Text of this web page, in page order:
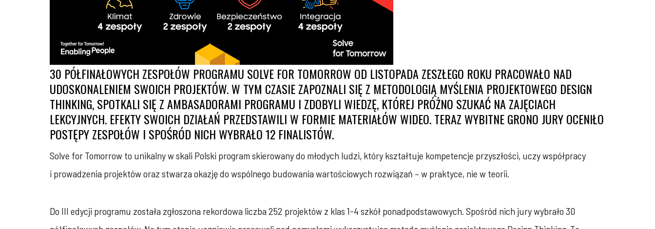
30 PÓŁFINAŁOWYCH ZESPOŁÓW PROGRAMU SOLVE FOR TOMORROW OD LISTOPADA ZESZŁEGO ROKU PRACOWAŁO NAD
UDOSKONALENIEM SWOICH PROJEKTÓW. W TYM CZASIE ZAPOZNALI SIĘ Z METODOLOGIĄ MYŚLENIA PROJEKTOWEGO DESIGN
THINKING, SPOTKALI SIĘ Z AMBASADORAMI PROGRAMU I ZDOBYLI WIEDZĘ, KTÓREJ PRÓŻNO SZUKAĆ NA ZAJĘCIACH
LEKCYJNYCH. EFEKTY SWOICH DZIAŁAŃ PRZEDSTAWILI W FORMIE MATERIAŁÓW WIDEO. TERAZ WYBITNE GRONO JURY OCENIŁO
POSTĘPY ZESPOŁÓW I SPOŚRÓD NICH WYBRAŁO 12 FINALISTÓW.
Solve for Tomorrow to unikalny w skali Polski program skierowany do młodych ludzi, który kształtuje kompetencje przyszłości, uczy współpracy
i prowadzenia projektów oraz stwarza okazję do wspólnego budowania wartościowych rozwiązań – w praktyce, nie w teorii.
Do III edycji programu została zgłoszona rekordowa liczba 252 projektów z klas 1-4 szkół ponadpodstawowych. Spośród nich jury wybrało 30